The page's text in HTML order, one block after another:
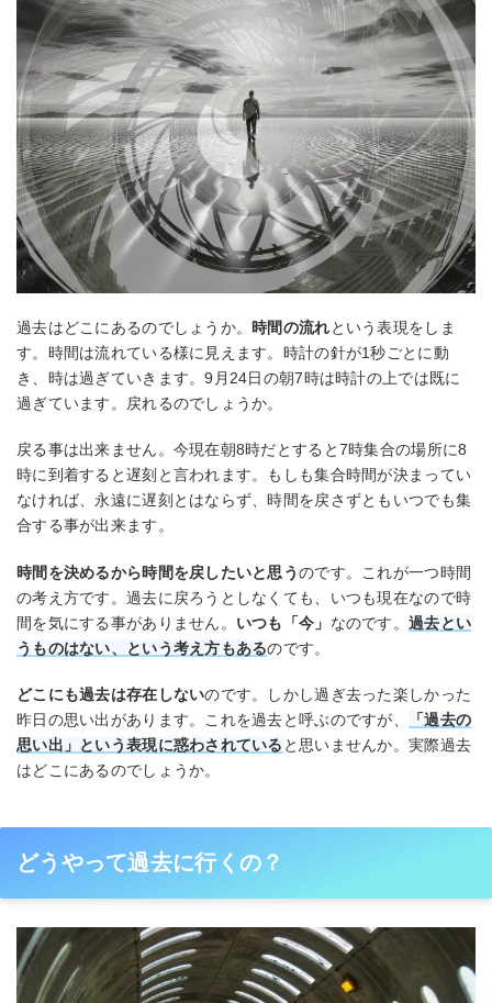
過去はどこにあるのでしょうか。時間の流れという表現をしま
す。時間は流れている様に見えます。時計の針が1秒ごとに動
き、時は過ぎていきます。9月24日の朝7時は時計の上では既に
過ぎています。戻れるのでしょうか。
戻る事は出来ません。今現在朝8時だとすると7時集合の場所に8
時に到着すると遅刻と言われます。もしも集合時間が決まってい
なければ、永遠に遅刻とはならず、時間を戻さずともいつでも集
合する事が出来ます。
時間を決めるから時間を戻したいと思うのです。これが一つ時間
の考え方です。過去に戻ろうとしなくても、いつも現在なので時
間を気にする事がありません。 いつも「今」 なのです。過去とい
うものはない、という考え方もあるのです。
どこにも過去は存在しないのです。しかし過ぎ去った楽しかった
昨日の思い出があります。これを過去と呼ぶのですが、
「過去の
思い出」という表現に惑わされている と思いませんか。実際過去
はどこにあるのでしょうか。
どうやって過去に行くの？